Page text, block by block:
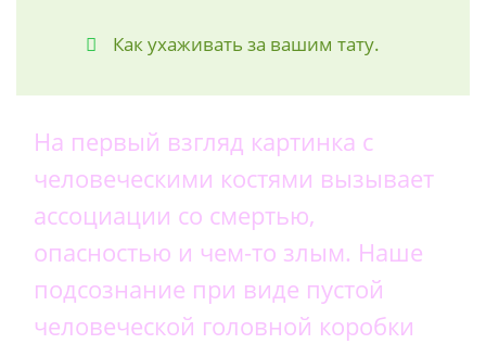
Как ухаживать за вашим тату.
На первый взгляд картинка с
человеческими костями вызывает
ассоциации со смертью,
опасностью и чем-то злым. Наше
подсознание при виде пустой
человеческой головной коробки